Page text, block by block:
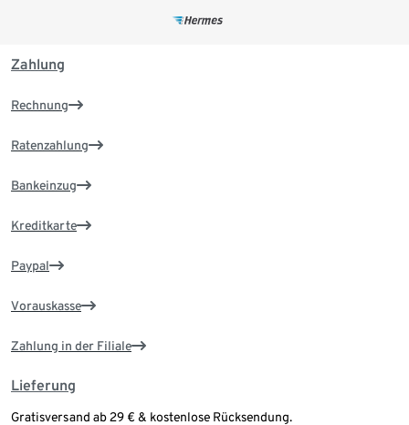
Zahlung
Rechnung
Ratenzahlung
Bankeinzug
Kreditkarte
Paypal
Vorauskasse
Zahlung in der Filiale
Lieferung
Gratisversand ab 29 € & kostenlose Rücksendung.